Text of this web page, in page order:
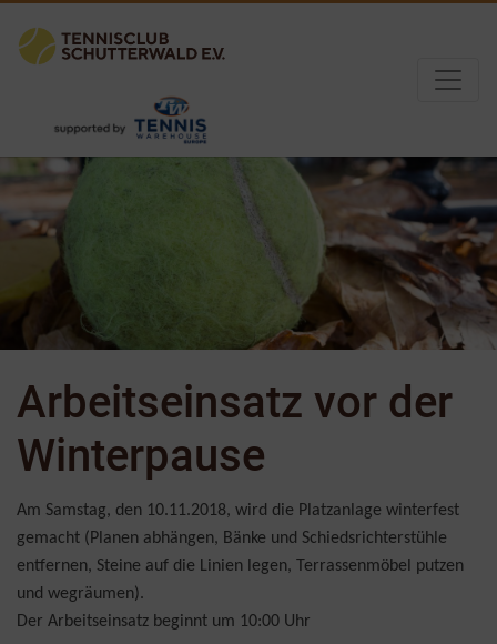
Arbeitseinsatz vor der
Winterpause
Am Samstag, den 10.11.2018, wird die Platzanlage winterfest
gemacht (Planen abhängen, Bänke und Schiedsrichterstühle
entfernen, Steine auf die Linien legen, Terrassenmöbel putzen
und wegräumen).
Der Arbeitseinsatz beginnt um 10:00 Uhr